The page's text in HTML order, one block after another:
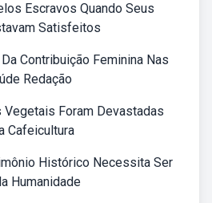
Escravos Quando Seus
Satisfeitos
Contribuição Feminina Nas
Redação
Vegetais Foram Devastadas
Cafeicultura
Histórico Necessita Ser
Humanidade